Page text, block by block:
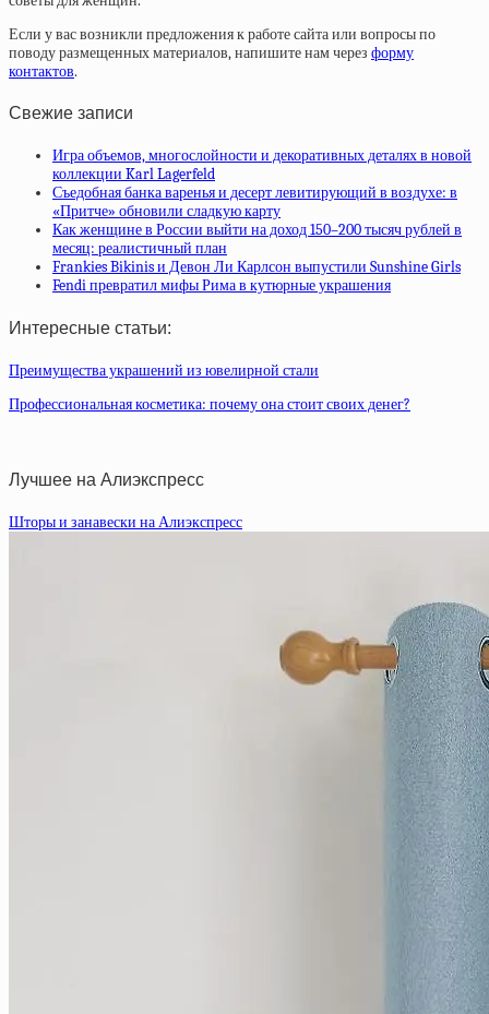
Если у вас возникли предложения к работе сайта или вопросы по
поводу размещенных материалов, напишите нам через форму
контактов.
Свежие записи
Игра объемов, многослойности и декоративных деталях в новой
коллекции Karl Lagerfeld
Съедобная банка варенья и десерт левитирующий в воздухе: в
«Притче» обновили сладкую карту
Как женщине в России выйти на доход 150–200 тысяч рублей в
месяц: реалистичный план
Frankies Bikinis и Девон Ли Карлсон выпустили Sunshine Girls
Fendi превратил мифы Рима в кутюрные украшения
Интересные статьи:
Преимущества украшений из ювелирной стали
Профессиональная косметика: почему она стоит своих денег?
Лучшее на Алиэкспресс
Шторы и занавески на Алиэкспресс